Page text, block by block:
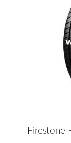
Firestone